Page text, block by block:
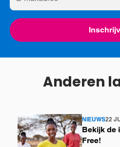
mailadres
Anderen
NIEUWS22
Bekijk de
Free!
Lees
meer